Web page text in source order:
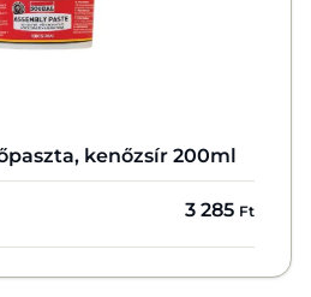
kenőzsír 200ml
3 285 Ft